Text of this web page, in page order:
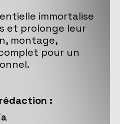
immortalise
et prolonge leur
montage,
pour un
: